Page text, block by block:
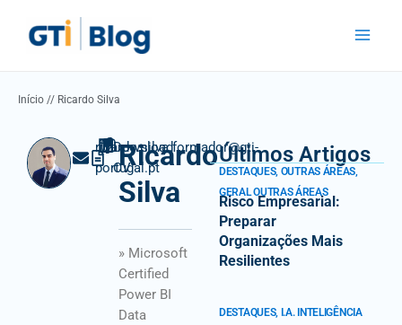
content
Início // Ricardo Silva
ricardo.silva.formador@gti-
portugal.pt
Download
CV
Ricardo
Silva
» Microsoft
Certified
Power BI
Data
Últimos Artigos
DESTAQUES, OUTRAS ÁREAS,
GERAL OUTRAS ÁREAS
Risco Empresarial:
Preparar
Organizações Mais
Resilientes
DESTAQUES, I.A. INTELIGÊNCIA